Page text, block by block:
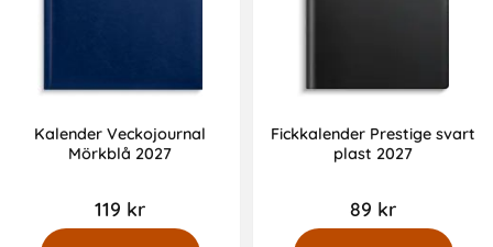
Kalender Veckojournal
Mörkblå 2027
119 kr
Fickkalender Prestige svart
plast 2027
89 kr